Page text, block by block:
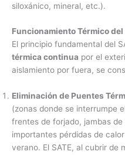
siloxánico, mineral, etc.).
Funcionamiento Térmico del
El principio fundamental del
térmica continua por el
aislamiento por fuera, se
Eliminación de Puentes
(zonas donde se interrumpe
frentes de forjado, jambas
importantes pérdidas de
verano. El SATE, al cubrir de